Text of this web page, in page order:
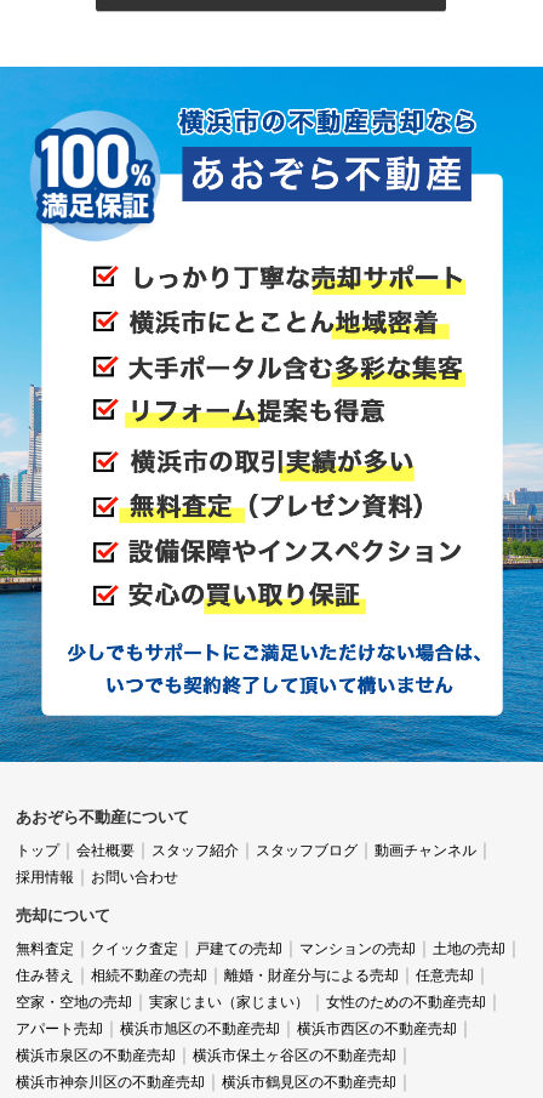
あおぞら不動産について
トップ 会社概要 スタッフ紹介 スタッフブログ
動画チャンネル
採用情報
お問い合わせ
売却について
無料査定 クイック査定 戸建ての売却 マンションの売却
土地の売却
住み替え
相続不動産の売却 離婚・財産分与による売却
任意売却
空家・空地の売却
実家じまい（家じまい）
女性のための不動産売却
アパート売却
横浜市旭区の不動産売却
横浜市西区の不動産売却
横浜市泉区の不動産売却
横浜市保土ヶ谷区の不動産売却
横浜市神奈川区の不動産売却
横浜市鶴見区の不動産売却